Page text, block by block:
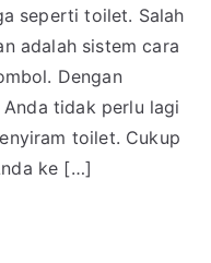
seperti toilet. Salah
adalah sistem cara
Dengan
tidak perlu lagi
toilet. Cukup
ke […]